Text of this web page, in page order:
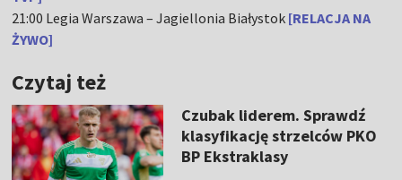
21:00 Legia Warszawa – Jagiellonia Białystok [RELACJA NA
ŻYWO]
Czytaj też
Czubak liderem. Sprawdź
klasyfikację strzelców PKO
BP Ekstraklasy